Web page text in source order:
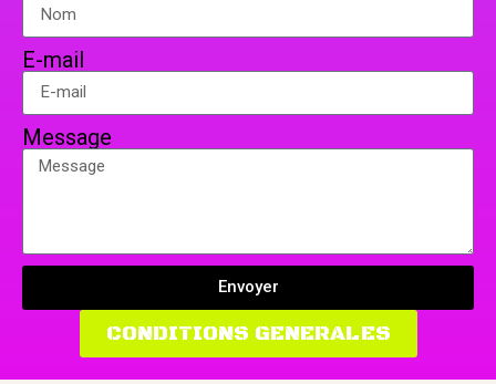
E-mail
Message
Envoyer
CONDITIONS GENERALES